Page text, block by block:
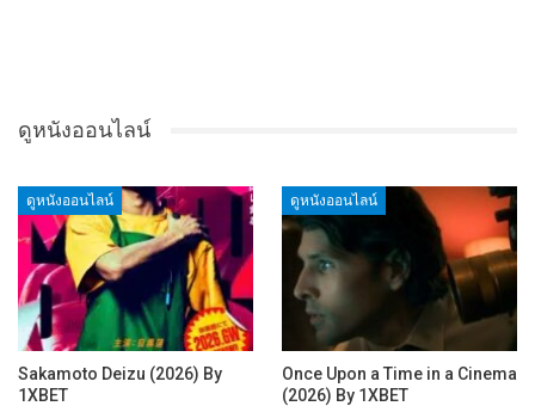
ดูหนังออนไลน์
ดูหนังออนไลน์
Sakamoto Deizu (2026) By
1XBET
ดูหนังออนไลน์
Once Upon a Time in a Cinema
(2026) By 1XBET